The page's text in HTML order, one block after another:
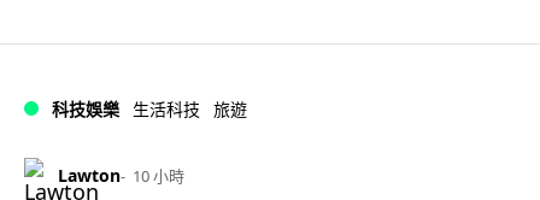
科技娛樂 生活科技 旅遊
Lawton 10 小時